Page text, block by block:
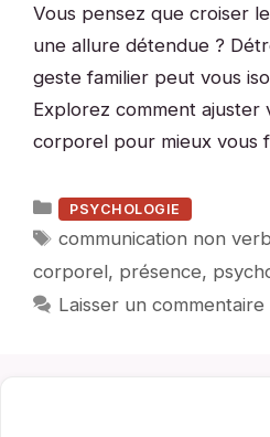
Vous pensez que croiser
une allure détendue ?
geste familier peut vous
Explorez comment ajuster
corporel pour mieux vous
Catégories
PSYCHOLOGIE
Étiquettes
communication non
corporel, présence,
Laisser un commentaire